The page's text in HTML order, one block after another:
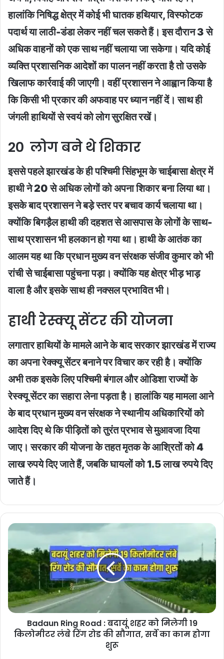
हालांकि निषिद्ध क्षेत्र में कोई भी घातक हथियार, विस्फोटक
पदार्थ या लाठी-डंडा लेकर नहीं चल सकते हैं। इस दौरान 3 से
अधिक वाहनों को एक साथ नहीं चलाया जा सकेगा। यदि कोई
व्यक्ति प्रशासनिक आदेशों का पालन नहीं करता है तो उसके
खिलाफ कार्रवाई की जाएगी। वहीं प्रशासन ने आह्वान किया है
कि किसी भी प्रकार की अफवाह पर ध्यान नहीं दें। साथ ही
जंगली हाथियों से स्वयं को लोग सुरक्षित रखें।
20 लोग बने थे शिकार
इससे पहले झारखंड के ही पश्चिमी सिंहभूम के चाईबासा क्षेत्र में
हाथी ने 20 से अधिक लोगों को अपना शिकार बना लिया था।
इसके बाद प्रशासन ने बड़े स्तर पर बचाव कार्य चलाया था।
क्योंकि बिगड़ैल हाथी की दहशत से आसपास के लोगों के साथ-
साथ प्रशासन भी हलकान हो गया था। हाथी के आतंक का
आलम यह था कि प्रधान मुख्य वन संरक्षक संजीव कुमार को भी
रांची से चाईबासा पहुंचना पड़ा। क्योंकि यह क्षेत्र भीड़ भाड़
वाला है और इसके साथ ही नक्सल प्रभावित भी।
हाथी रेस्क्यू सेंटर की योजना
लगातार हाथियों के मामले आने के बाद सरकार झारखंड में राज्य
का अपना रेक्क्यू सेंटर बनाने पर विचार कर रही है। क्योंकि
अभी तक इसके लिए पश्चिमी बंगाल और ओडिशा राज्यों के
रेस्क्यू सेंटर का सहारा लेना पड़ता है। हालांकि यह मामला आने
के बाद प्रधान मुख्य वन संरक्षक ने स्थानीय अधिकारियों को
आदेश दिए थे कि पीड़ितों को तुरंत प्रभाव से मुआवजा दिया
जाए। सरकार की योजना के तहत मृतक के आश्रितों को 4
लाख रुपये दिए जाते हैं, जबकि घायलों को 1.5 लाख रुपये दिए
जाते हैं।
Badaun
Road
शहर
को
मिलेगी
19
किलोमीटर
लंबे
Badaun Ring Road : बदायूं शहर को मिलेगी 19
किलोमीटर लंबे रिंग रोड की सौगात, सर्वे का काम होगा
शुरू